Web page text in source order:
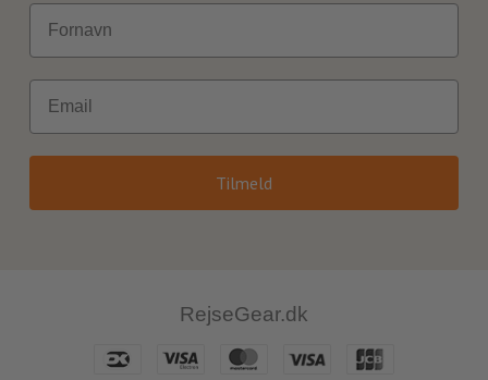
Fornavn
Email
Tilmeld
RejseGear.dk